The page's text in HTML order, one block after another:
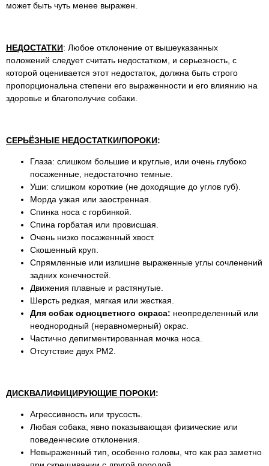
может быть чуть менее выражен.
НЕДОСТАТКИ: Любое отклонение от вышеуказанных
положений следует считать недостатком, и серьезность, с
которой оценивается этот недостаток, должна быть строго
пропорциональна степени его выраженности и его влиянию на
здоровье и благополучие собаки.
СЕРЬЁЗНЫЕ НЕДОСТАТКИ/ПОРОКИ:
Глаза: слишком большие и круглые, или очень глубоко
посаженные, недостаточно темные.
Уши: слишком короткие (не доходящие до углов губ).
Морда узкая или заостренная.
Спинка носа с горбинкой.
Спина горбатая или провисшая.
Очень низко посаженный хвост.
Скошенный круп.
Спрямленные или излишне выраженные углы сочленений
задних конечностей.
Движения плавные и растянутые.
Шерсть редкая, мягкая или жесткая.
Для собак одноцветного окраса: неопределенный или
неоднородный (неравномерный) окрас.
Частично депигментированная мочка носа.
Отсутствие двух РМ2.
ДИСКВАЛИФИЦИРУЮЩИЕ ПОРОКИ:
Агрессивность или трусость.
Любая собака, явно показывающая физические или
поведенческие отклонения.
Невыраженный тип, особенно головы, что как раз заметно